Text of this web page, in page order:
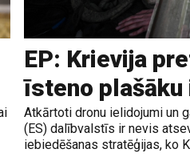
EP: Krievija
īsteno
Atkārtoti dronu ielidojumi un
(ES) dalībvalstīs ir nevis
iebiedēšanas stratēģijas, ko